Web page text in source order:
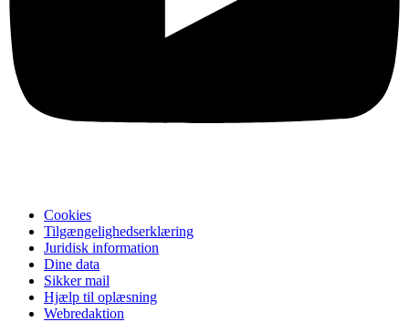
Cookies
Tilgængelighedserklæring
Juridisk information
Dine data
Sikker mail
Hjælp til oplæsning
Webredaktion